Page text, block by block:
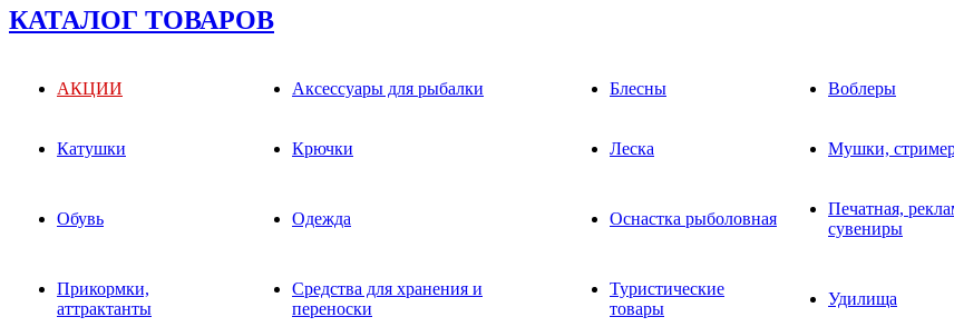
КАТАЛОГ ТОВАРОВ
АКЦИИ Аксессуары для рыбалки Блесны Воблеры
Катушки Крючки Леска Мушки,
Обувь Одежда Оснастка рыболовная
Печатная,
сувениры
Прикормки,
аттрактанты
Средства для хранения и
переноски
Туристические
товары
Удилища